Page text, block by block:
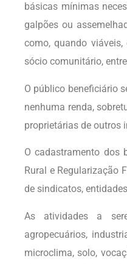
básicas mínimas
galpões ou
como, quando
sócio comunitário,
O público beneficiário
nenhuma renda,
proprietárias de outros
O cadastramento dos
Rural e Regularização
de sindicatos,
As atividades a
agropecuários,
microclima, solo,